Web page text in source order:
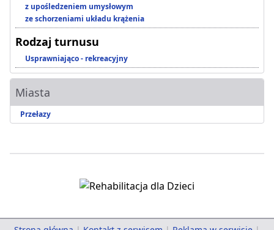
z upośledzeniem umysłowym
ze schorzeniami układu krążenia
Rodzaj turnusu
Usprawniająco - rekreacyjny
Miasta
Przełazy